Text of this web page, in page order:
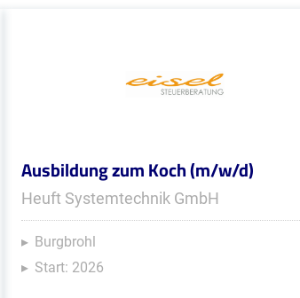
Ausbildung zum Koch (m/w/d)
Heuft Systemtechnik GmbH
Burgbrohl
Start: 2026